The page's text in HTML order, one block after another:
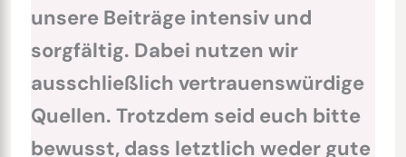
unsere Beiträge intensiv und
sorgfältig. Dabei nutzen wir
ausschließlich vertrauenswürdige
Quellen. Trotzdem seid euch bitte
bewusst, dass letztlich weder gute